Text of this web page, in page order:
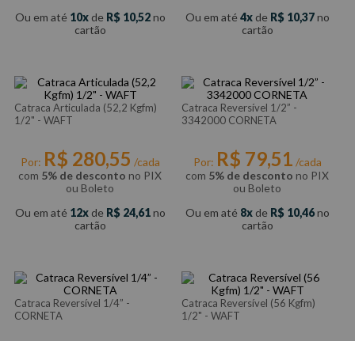
Ou em até 10 de R$ 10,52no
cartão
Ou em até 4 de R$ 10,37no
cartão
Catraca Articulada (52,2 Kgfm)
1/2" - WAFT
Por: R$ 280,55 /cada
com 5% de desconto no PIX
ou Boleto
Ou em até 12 de R$ 24,61no
cartão
Catraca Reversível 1/2” -
3342000 CORNETA
Por: R$ 79,51 /cada
com 5% de desconto no PIX
ou Boleto
Ou em até 8 de R$ 10,46no
cartão
Catraca Reversível 1/4” -
CORNETA
Catraca Reversível (56 Kgfm)
1/2" - WAFT